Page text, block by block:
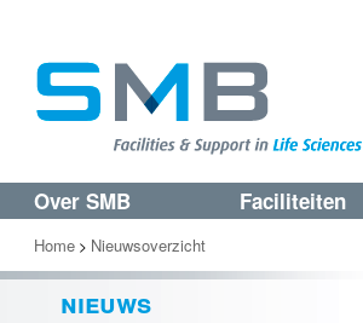
Spring
naar
de
primaire
Spring
naar
de
secundaire
Over SMB Faciliteiten
Home > Nieuwsoverzicht
nieuws